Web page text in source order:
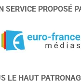
SERVICE PROPOSÉ
LE HAUT